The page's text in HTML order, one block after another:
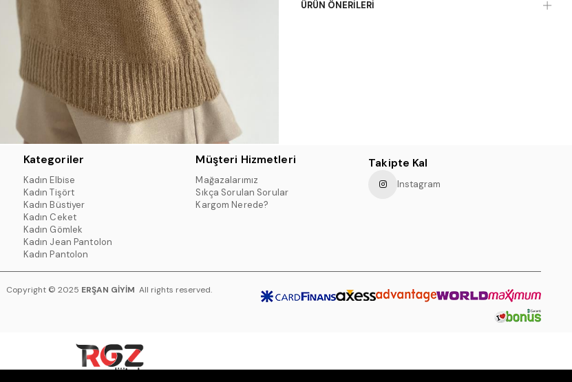
ÜRÜN ÖNERILERI
Kategoriler
Kadın Elbise
Kadın Tişört
Kadın Büstiyer
Kadın Ceket
Kadın Gömlek
Kadın Jean Pantolon
Kadın Pantolon
Müşteri Hizmetleri
Mağazalarımız
Sıkça Sorulan Sorular
Kargom Nerede?
Takipte Kal
Instagram
Copyright © 2025 ERŞAN GİYİM All rights reserved.